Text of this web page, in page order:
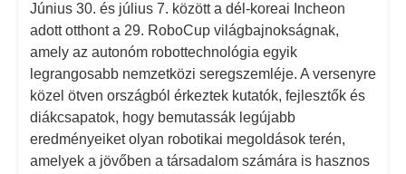
Június 30. és július 7. között a dél-koreai Incheon
adott otthont a 29. RoboCup világbajnokságnak,
amely az autonóm robottechnológia egyik
legrangosabb nemzetközi seregszemléje. A versenyre
közel ötven országból érkeztek kutatók, fejlesztők és
diákcsapatok, hogy bemutassák legújabb
eredményeiket olyan robotikai megoldások terén,
amelyek a jövőben a társadalom számára is hasznos